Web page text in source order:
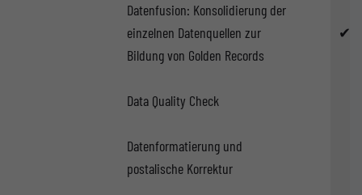
Datenfusion: Konsolidierung der
einzelnen Datenquellen zur
Bildung von Golden Records
Data Quality Check
Datenformatierung und
postalische Korrektur
✔